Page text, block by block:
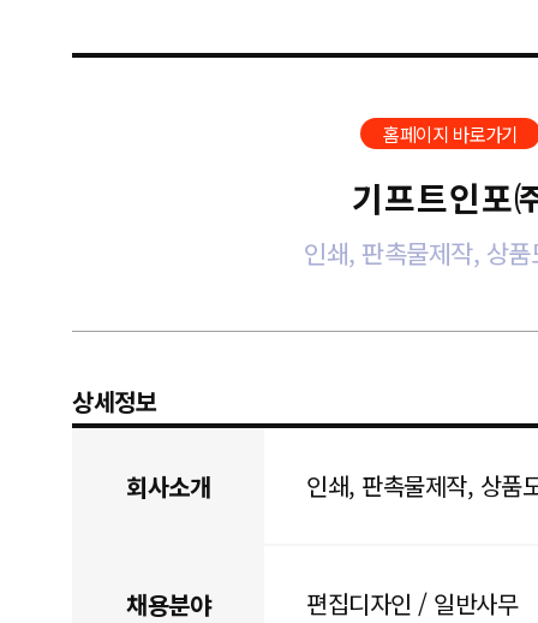
홈페이지 바로가기
기프트인포
인쇄, 판촉물제작, 상품
상세정보
회사소개 인쇄, 판촉물제작, 상품
채용분야 편집디자인 / 일반사무